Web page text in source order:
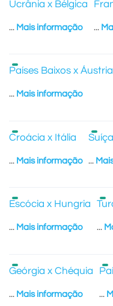
Ucrânia x Bélgica
... Mais informação ...
Países Baixos x Áustria
... Mais informação
Croácia x Itália
... Mais informação ...
Escócia x Hungria
... Mais informação ...
Geórgia x Chéquia
... Mais informação ...